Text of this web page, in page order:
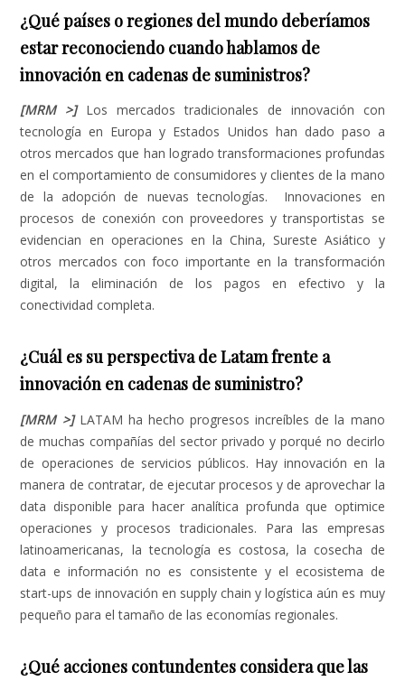
¿Qué países o regiones del mundo deberíamos
estar reconociendo cuando hablamos de
innovación en cadenas de suministros?
[MRM >] Los mercados tradicionales de innovación con
tecnología en Europa y Estados Unidos han dado paso a
otros mercados que han logrado transformaciones profundas
en el comportamiento de consumidores y clientes de la mano
de la adopción de nuevas tecnologías. Innovaciones en
procesos de conexión con proveedores y transportistas se
evidencian en operaciones en la China, Sureste Asiático y
otros mercados con foco importante en la transformación
digital, la eliminación de los pagos en efectivo y la
conectividad completa.
¿Cuál es su perspectiva de Latam frente a
innovación en cadenas de suministro?
[MRM >] LATAM ha hecho progresos increíbles de la mano
de muchas compañías del sector privado y porqué no decirlo
de operaciones de servicios públicos. Hay innovación en la
manera de contratar, de ejecutar procesos y de aprovechar la
data disponible para hacer analítica profunda que optimice
operaciones y procesos tradicionales. Para las empresas
latinoamericanas, la tecnología es costosa, la cosecha de
data e información no es consistente y el ecosistema de
start-ups de innovación en supply chain y logística aún es muy
pequeño para el tamaño de las economías regionales.
¿Qué acciones contundentes considera que las